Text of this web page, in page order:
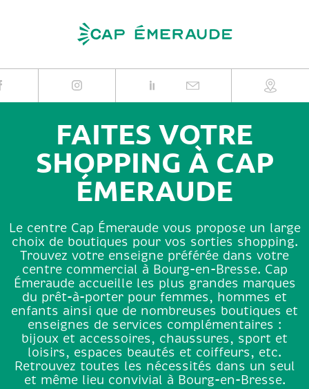
FAITES VOTRE
SHOPPING À CAP
ÉMERAUDE
Le centre Cap Émeraude vous propose un large
choix de boutiques pour vos sorties shopping.
Trouvez votre enseigne préférée dans votre
centre commercial à Bourg-en-Bresse. Cap
Émeraude accueille les plus grandes marques
du prêt-à-porter pour femmes, hommes et
enfants ainsi que de nombreuses boutiques et
enseignes de services complémentaires :
bijoux et accessoires, chaussures, sport et
loisirs, espaces beautés et coiffeurs, etc.
Retrouvez toutes les nécessités dans un seul
et même lieu convivial à Bourg-en-Bresse.